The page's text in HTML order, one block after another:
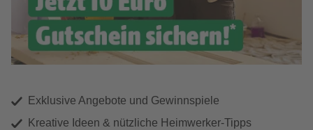
Exklusive Angebote und Gewinnspiele
Kreative Ideen & nützliche Heimwerker-Tipps